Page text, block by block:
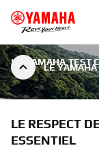
LE YAMAHA
LE YAMAHA TEST
LE RESPECT
ESSENTIEL